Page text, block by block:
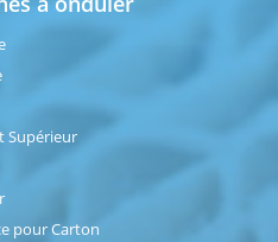
Supérieur
pour Carton